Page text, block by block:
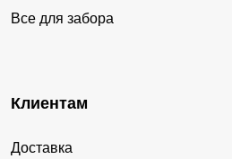
Все для забора
Клиентам
Доставка